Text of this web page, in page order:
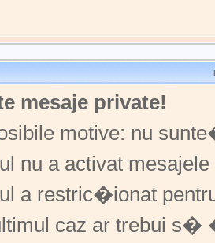
mesaje private!
motive: nu
nu a activat
a restric�ionat
caz ar trebui s�